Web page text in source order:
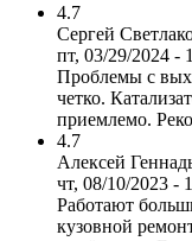
4.7
Сергей
пт, 03/29/2024 -
Проблемы с
четко.
приемлемо.
4.7
Алексей
чт, 08/10/2023 -
Работают
кузовной